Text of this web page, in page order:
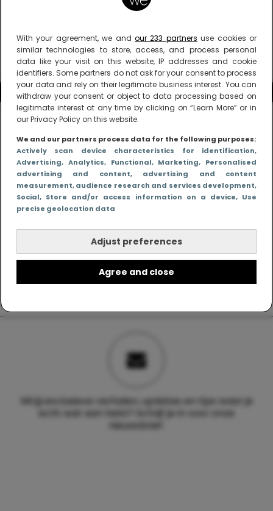
With your agreement, we and our 233 partners use cookies or
similar technologies to store, access, and process personal
data like your visit on this website, IP addresses and cookie
identifiers. Some partners do not ask for your consent to process
your data and rely on their legitimate business interest. You can
withdraw your consent or object to data processing based on
legitimate interest at any time by clicking on “Learn More” or in
our Privacy Policy on this website.
We and our partners process data for the following purposes:
Actively scan device characteristics for identification,
Advertising, Analytics, Functional, Marketing, Personalised
advertising and content, advertising and content
measurement, audience research and services development,
Social, Store and/or access information on a device, Use
precise geolocation data
Adjust preferences
Agree and close
Wil jij exclusieve verhalen, updates en tips waar je
echt wat aan hebt? Schrijf je in voor onze
nieuwsbrief.